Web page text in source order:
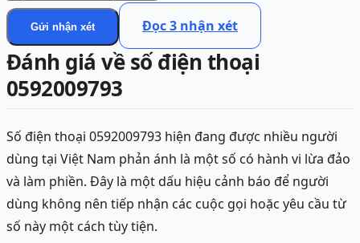
Gửi nhận xét Đọc3 nhận xét
Đánh giá về số điện thoại
0592009793
Số điện thoại 0592009793 hiện đang được nhiều người
dùng tại Việt Nam phản ánh là một số có hành vi lừa đảo
và làm phiền. Đây là một dấu hiệu cảnh báo để người
dùng không nên tiếp nhận các cuộc gọi hoặc yêu cầu từ
số này một cách tùy tiện.